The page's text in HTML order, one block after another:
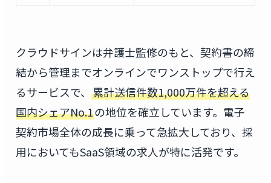
クラウドサインは弁護士監修のもと、契約書の締
結から管理までオンラインでワンストップで行え
るサービスで、 累計送信件数1,000万件を超える
国内シェアNo.1の地位を確立しています。電子
契約市場全体の成長に乗って急拡大しており、採
用においてもSaaS領域の求人が特に活発です。